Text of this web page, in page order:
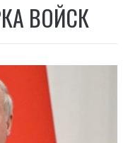
ВОЙСК